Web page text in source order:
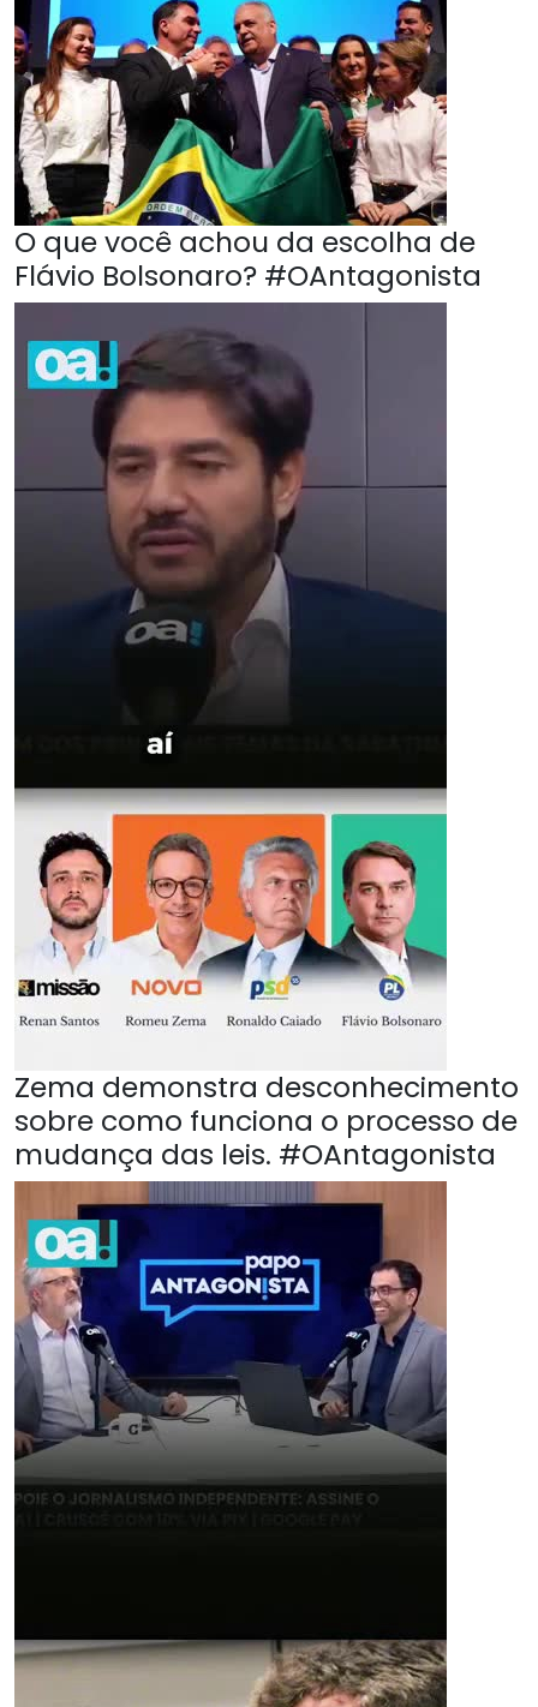
O que você achou da escolha de
Flávio Bolsonaro? #OAntagonista
Zema demonstra desconhecimento
sobre como funciona o processo de
mudança das leis. #OAntagonista